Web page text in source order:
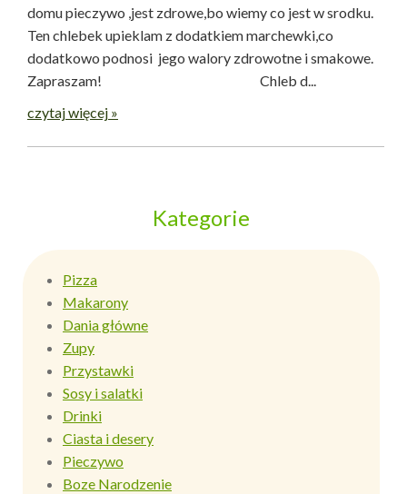
domu pieczywo ,jest zdrowe,bo wiemy co jest w srodku.
Ten chlebek upieklam z dodatkiem marchewki,co
dodatkowo podnosi jego walory zdrowotne i smakowe.
Zapraszam! Chleb d...
czytaj więcej »
Kategorie
Pizza
Makarony
Dania główne
Zupy
Przystawki
Sosy i salatki
Drinki
Ciasta i desery
Pieczywo
Boze Narodzenie